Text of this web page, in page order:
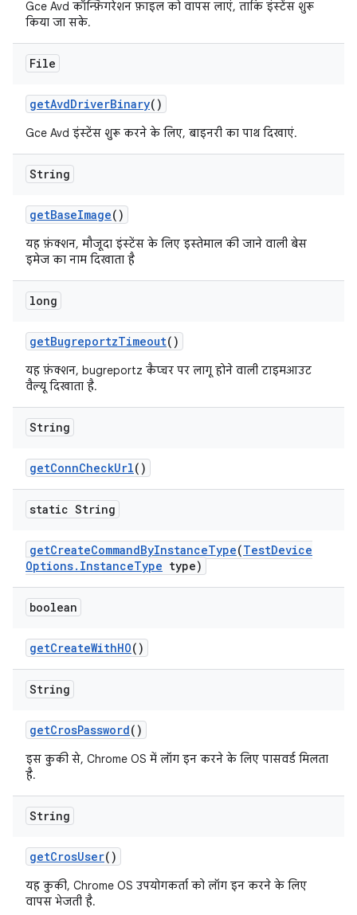
Gce Avd कॉन्फ़िगरेशन फ़ाइल को वापस लाएं, ताकि इंस्टेंस शुरू
किया जा सके.
File
getAvdDriverBinary()
Gce Avd इंस्टेंस शुरू करने के लिए, बाइनरी का पाथ दिखाएं.
String
getBaseImage()
यह फ़ंक्शन, मौजूदा इंस्टेंस के लिए इस्तेमाल की जाने वाली बेस
इमेज का नाम दिखाता है
long
getBugreportzTimeout()
यह फ़ंक्शन, bugreportz कैप्चर पर लागू होने वाली टाइमआउट
वैल्यू दिखाता है.
String
getConnCheckUrl()
static String
getCreateCommandByInstanceType(TestDevice
Options. InstanceType type)
boolean
getCreateWithHO()
String
getCrosPassword()
इस कुकी से, Chrome OS में लॉग इन करने के लिए पासवर्ड मिलता
है.
String
getCrosUser()
यह कुकी, Chrome OS उपयोगकर्ता को लॉग इन करने के लिए
वापस भेजती है.